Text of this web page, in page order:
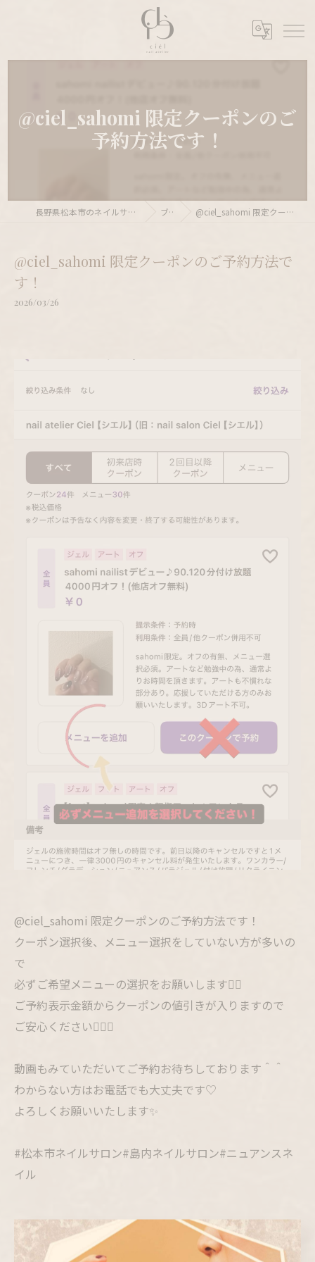
@ciel_sahomi 限定クーポンのご
予約方法です！
長野県松本市のネイルサロンならnail atelier ciél ブログ @ciel_sahomi 限定クーポンのご予約方法です！
@ciel_sahomi 限定クーポンのご予約方法で
す！
2026/03/26
@ciel_sahomi 限定クーポンのご予約方法です！
クーポン選択後、メニュー選択をしていない方が多いの
で
必ずご希望メニューの選択をお願いします🙇‍♀️
ご予約表示金額からクーポンの値引きが入りますので
ご安心ください🙇‍♀️✨
動画もみていただいてご予約お待ちしております＾＾
わからない方はお電話でも大丈夫です♡
よろしくお願いいたします✨
#松本市ネイルサロン#島内ネイルサロン#ニュアンスネ
イル